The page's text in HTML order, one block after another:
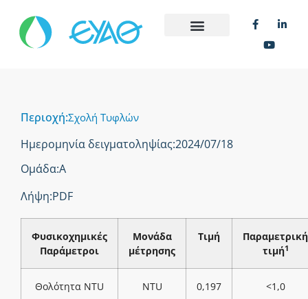
Περιοχή:Σχολή Τυφλών
Ημερομηνία δειγματοληψίας:2024/07/18
Ομάδα:Α
Λήψη:PDF
Φυσικοχημικές
Παράμετροι
Μονάδα
μέτρησης
Τιμή
Παραμετρική
τιμή1
Θολότητα NTU NTU 0,197 <1,0